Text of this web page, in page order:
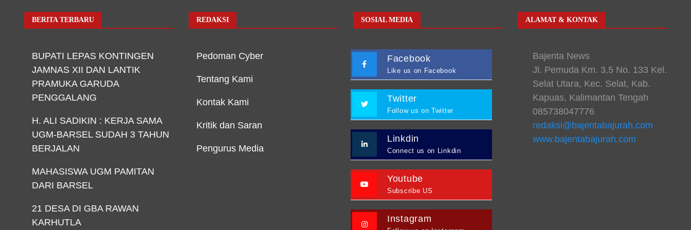
BERITA TERBARU
BUPATI LEPAS KONTINGEN
JAMNAS XII DAN LANTIK
PRAMUKA GARUDA
PENGGALANG
H. ALI SADIKIN : KERJA SAMA
UGM-BARSEL SUDAH 3 TAHUN
BERJALAN
MAHASISWA UGM PAMITAN
DARI BARSEL
21 DESA DI GBA RAWAN
KARHUTLA
REDAKSI
Pedoman Cyber
Tentang Kami
Kontak Kami
Kritik dan Saran
Pengurus Media
SOSIAL MEDIA
Facebook
Like us on Facebook
Twitter
Follow us on Twitter
Linkdin
Connect us on Linkdin
Youtube
Subscribe US
Instagram
ALAMAT & KONTAK
Bajenta News
Jl. Pemuda Km. 3,5 No. 133 Kel.
Selat Utara, Kec. Selat, Kab.
Kapuas, Kalimantan Tengah
085738047776
redaksi@bajentabajurah.com
www.bajentabajurah.com